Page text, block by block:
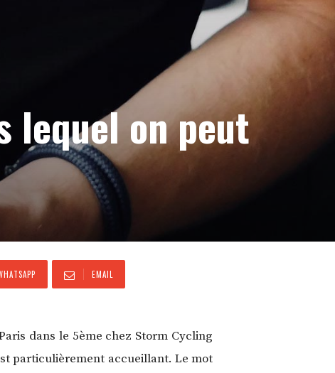
lequel on peut
EMAIL
dans le 5ème chez Storm Cycling
particulièrement accueillant. Le mot